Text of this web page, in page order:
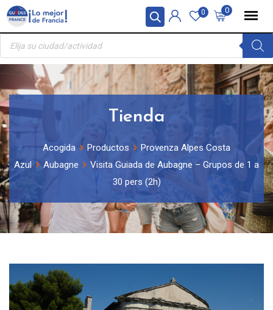
Panel de gestión de cookies
Skip
content
0
0
Búsqueda
productos
Tienda
Acogida Productos
Provenza Alpes Costa
Azul
Aubagne
Visita Guiada de Aubagne – Grupos de 1 a
30 pers (2h)